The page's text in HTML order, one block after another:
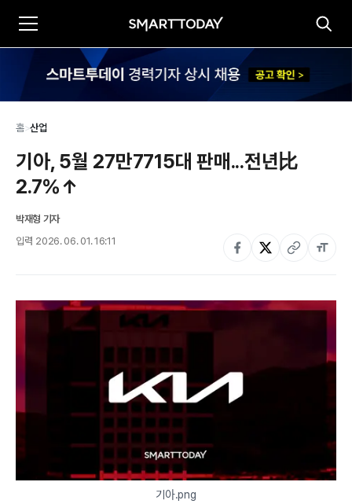
홈>산업
기아, 5월 27만7715대 판매...전년比
2.7%↑
박재형 기자
입력 2026. 06. 01. 16:11
기아.png